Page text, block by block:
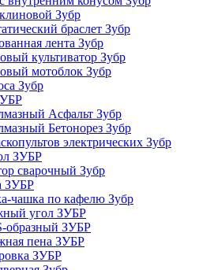
Зубр
браслет Зубр
лента Зубр
культиватор Зубр
мотоблок Зубр
Зубр
Асфальт Зубр
Бетонорез Зубр
электрических Зубр
ЗУБР
сварочный Зубр
ЗУБР
чашка по кафелю Зубр
угол ЗУБР
образный ЗУБР
пена ЗУБР
ЗУБР